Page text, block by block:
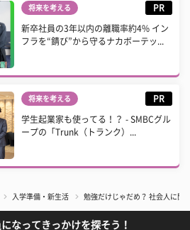
将来を考える PR
新卒社員の3年以内の離職率約4% イン
フラを“錆び”から守るナカボーテッ...
将来を考える PR
学生起業家も使ってる！？ - SMBCグル
ープの「Trunk（トランク）...
入学準備・新生活 勉強だけじゃだめ？ 社会人に聞
なってきっかけを探そう！